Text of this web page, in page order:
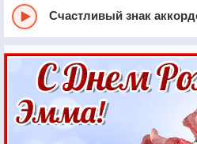
Счастливый знак